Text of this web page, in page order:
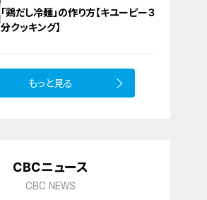
「鶏だし冷麺」の作り方【キユーピー３
分クッキング】
もっと見る
CBCニュース
CBC NEWS